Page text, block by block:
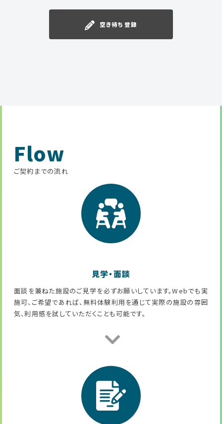
空き待ち登録
Flow
ご契約までの流れ
見学・面談
面談を兼ねた施設のご見学を必ずお願いしています。Webでも実
施可、ご希望であれば、無料体験利用を通じて実際の施設の雰囲
気、利用感を試していただくことも可能です。